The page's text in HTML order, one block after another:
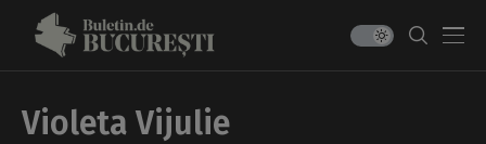
Violeta Vijulie